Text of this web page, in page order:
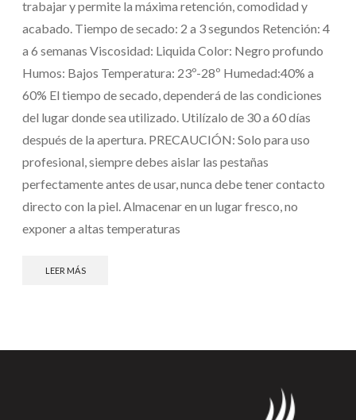
trabajar y permite la máxima retención, comodidad y
acabado. Tiempo de secado: 2 a 3 segundos Retención: 4
a 6 semanas Viscosidad: Liquida Color: Negro profundo
Humos: Bajos Temperatura: 23º-28º Humedad:40% a
60% El tiempo de secado, dependerá de las condiciones
del lugar donde sea utilizado. Utilízalo de 30 a 60 días
después de la apertura. PRECAUCIÓN: Solo para uso
profesional, siempre debes aislar las pestañas
perfectamente antes de usar, nunca debe tener contacto
directo con la piel. Almacenar en un lugar fresco, no
exponer a altas temperaturas
LEER MÁS